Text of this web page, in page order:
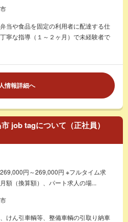
当や食品を固定の利用者に配達する仕
寧な指導（１～２ヶ月）で未経験者で
情報詳細へ
job tagについて（正社員）
円～269,000円 ※フルタイム求
額（換算額）、パート求人の場...
、けん引車輌等、整備車輌の引取り納車